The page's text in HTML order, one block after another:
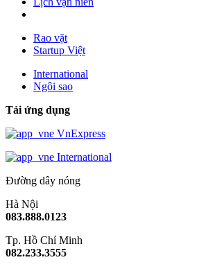
Rao vặt
Startup Việt
International
Ngôi sao
Tải ứng dụng
VnExpress
International
Đường dây nóng
Hà Nội
083.888.0123
Tp. Hồ Chí Minh
082.233.3555